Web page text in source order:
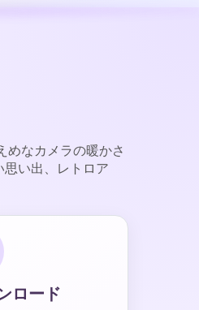
めなカメラの暖かさ
い出、レトロア
ロード